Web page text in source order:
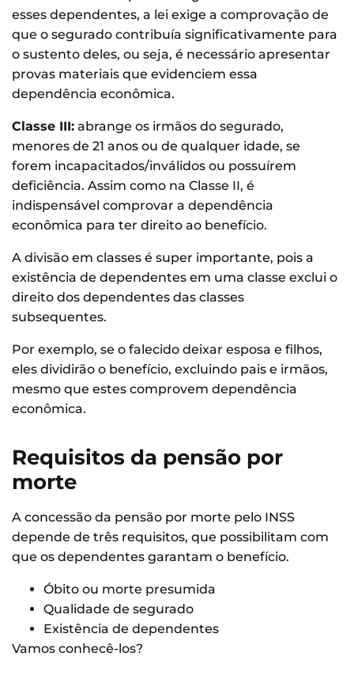
esses dependentes, a lei exige a comprovação de
que o segurado contribuía significativamente para
o sustento deles, ou seja, é necessário apresentar
provas materiais que evidenciem essa
dependência econômica.
Classe III: abrange os irmãos do segurado,
menores de 21 anos ou de qualquer idade, se
forem incapacitados/inválidos ou possuírem
deficiência. Assim como na Classe II, é
indispensável comprovar a dependência
econômica para ter direito ao benefício.
A divisão em classes é super importante, pois a
existência de dependentes em uma classe exclui o
direito dos dependentes das classes
subsequentes.
Por exemplo, se o falecido deixar esposa e filhos,
eles dividirão o benefício, excluindo pais e irmãos,
mesmo que estes comprovem dependência
econômica.
Requisitos da pensão por
morte
A concessão da pensão por morte pelo INSS
depende de três requisitos, que possibilitam com
que os dependentes garantam o benefício.
Óbito ou morte presumida
Qualidade de segurado
Existência de dependentes
Vamos conhecê-los?